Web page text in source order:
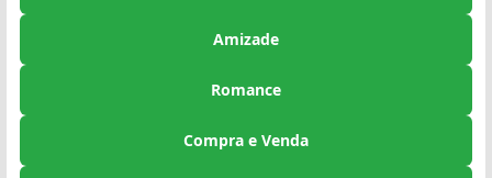
Amizade
Romance
Compra e Venda